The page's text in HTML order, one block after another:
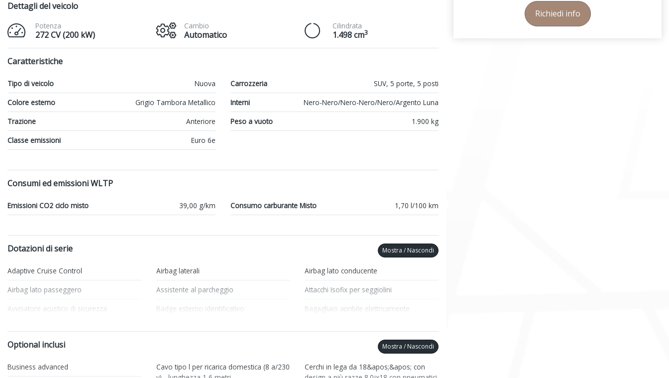
Dettagli del veicolo
Potenza
272 CV (200 kW)
Cambio
Automatico
Cilindrata
1.498 cm3
Caratteristiche
Tipo di veicolo Nuova Carrozzeria
SUV, 5 porte, 5 posti
Colore esterno
Grigio Tambora Metallico Interni
Nero-Nero/Nero-Nero/Nero/Argento Luna
Trazione
Anteriore Peso a vuoto
1.900 kg
Classe emissioni
Euro 6e
Consumi ed emissioni WLTP
Emissioni CO2 ciclo misto 39,00 g/km Consumo carburante Misto 1,70 l/100 km
Dotazioni di serie Mostra / Nascondi
Adaptive Cruise Control Airbag laterali
Airbag lato conducente
Airbag lato passeggero
Assistente al parcheggio
Attacchi Isofix per seggiolini
Avvisatore acustico di sicurezza
Badge esterno identificativo
Bagagliaio apribile elettricamente
Chiavi e telecomandi
Climatizzatore Automatico
Fari a led
Fari con accensione automatica
Optional inclusi Mostra / Nascondi
Business advanced
Cavo tipo l per ricarica domestica (8 a/230
Cerchi in lega da 18&apos;&apos; con
Richiedi info